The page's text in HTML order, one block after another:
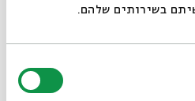
בשירותים שלהם.
היא דבר שקיים, אבל רק
הפרסיים, אבל משום מה, לא